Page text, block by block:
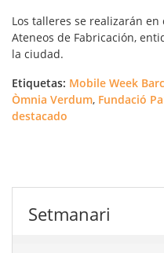
Los talleres se realizarán
Ateneos de Fabricación,
la ciudad.
Etiquetas: Mobile Week
Òmnia Verdum, Fundació
destacado
Setmanari